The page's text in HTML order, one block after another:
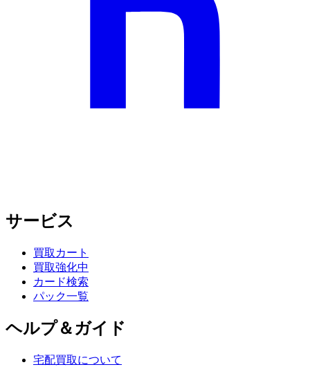
サービス
買取カート
買取強化中
カード検索
パック一覧
ヘルプ＆ガイド
宅配買取について